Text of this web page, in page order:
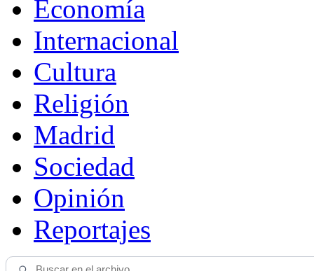
Economía
Internacional
Cultura
Religión
Madrid
Sociedad
Opinión
Reportajes